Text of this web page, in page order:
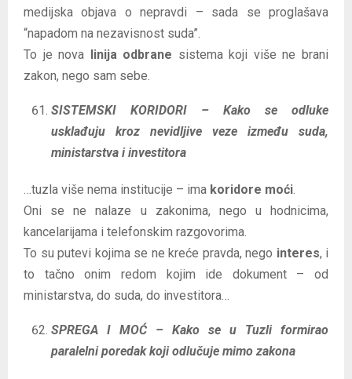
medijska objava o nepravdi – sada se proglašava
“napadom na nezavisnost suda”.
To je nova
linija odbrane sistema koji više ne brani
zakon, nego sam sebe.
SISTEMSKI KORIDORI – Kako se odluke
usklađuju kroz nevidljive veze između suda,
ministarstva i investitora
…tuzla više nema institucije – ima koridore moći.
Oni se ne nalaze u zakonima, nego u hodnicima,
kancelarijama i telefonskim razgovorima.
To su putevi kojima se ne kreće pravda, nego interes, i
to tačno onim redom kojim ide dokument – od
ministarstva, do suda, do investitora…
SPREGA I MOĆ – Kako se u Tuzli formirao
paralelni poredak koji odlučuje mimo zakona